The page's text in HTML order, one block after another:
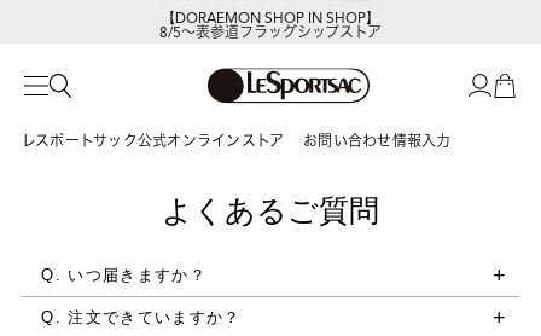
【DORAEMON SHOP IN SHOP】
8/5～表参道フラッグシップストア
レスポートサック公式オンラインストア お問い合わせ情報入力
よくあるご質問
Q. いつ届きますか？
Q. 注文できていますか？